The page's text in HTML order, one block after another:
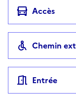
Accès
Chemin
Entrée